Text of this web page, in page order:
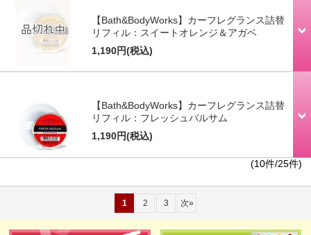
【Bath&BodyWorks】カーフレグランス詰替
リフィル：スイートオレンジ＆アガベ
1,190円(税込)
【Bath&BodyWorks】カーフレグランス詰替
リフィル：フレッシュバルサム
1,190円(税込)
(10件/25件)
1 2 3 次»